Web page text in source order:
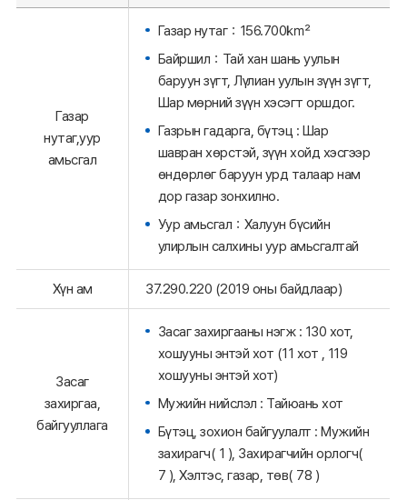
Газар
нутаг,уур
амьсгал
Газар нутаг：156.700㎢
Байршил：Тай хан шань уулын
баруун зүгт, Лүлиан уулын зүүн зүгт,
Шар мөрний зүүн хэсэгт оршдог.
Газрын гадарга, бүтэц : Шар
шавран хөрстэй, зүүн хойд хэсгээр
өндөрлөг баруун урд талаар нам
дор газар зонхилно.
Уур амьсгал：Халуун бүсийн
улирлын салхины уур амьсгалтай
Хүн ам 37.290.220 (2019 оны байдлаар)
Засаг
захиргаа,
байгууллага
Засаг захиргааны нэгж : 130 хот,
хошууны энтэй хот (11 хот , 119
хошууны энтэй хот)
Мужийн нийслэл : Тайюань хот
Бүтэц, зохион байгуулалт : Мужийн
захирагч( 1 ), Захирагчийн орлогч(
7 ), Хэлтэс, газар, төв( 78 )